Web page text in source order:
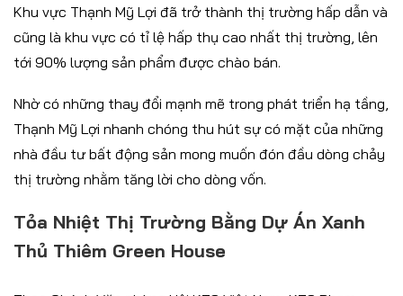
Khu vực Thạnh Mỹ Lợi đã trở thành thị trường hấp dẫn và
cũng là khu vực có tỉ lệ hấp thụ cao nhất thị trường, lên
tới 90% lượng sản phẩm được chào bán.
Nhờ có những thay đổi mạnh mẽ trong phát triển hạ tầng,
Thạnh Mỹ Lợi nhanh chóng thu hút sự có mặt của những
nhà đầu tư bất động sản mong muốn đón đầu dòng chảy
thị trường nhằm tăng lời cho dòng vốn.
Tỏa Nhiệt Thị Trường Bằng Dự Án Xanh
Thủ Thiêm Green House